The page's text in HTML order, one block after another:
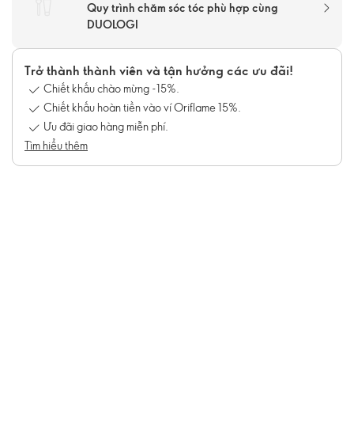
Quy trình chăm sóc tóc phù hợp cùng
DUOLOGI
Trở thành thành viên và tận hưởng các ưu đãi!
Chiết khấu chào mừng -15%.
Chiết khấu hoàn tiền vào ví Oriflame 15%.
Ưu đãi giao hàng miễn phí.
Tìm hiểu thêm